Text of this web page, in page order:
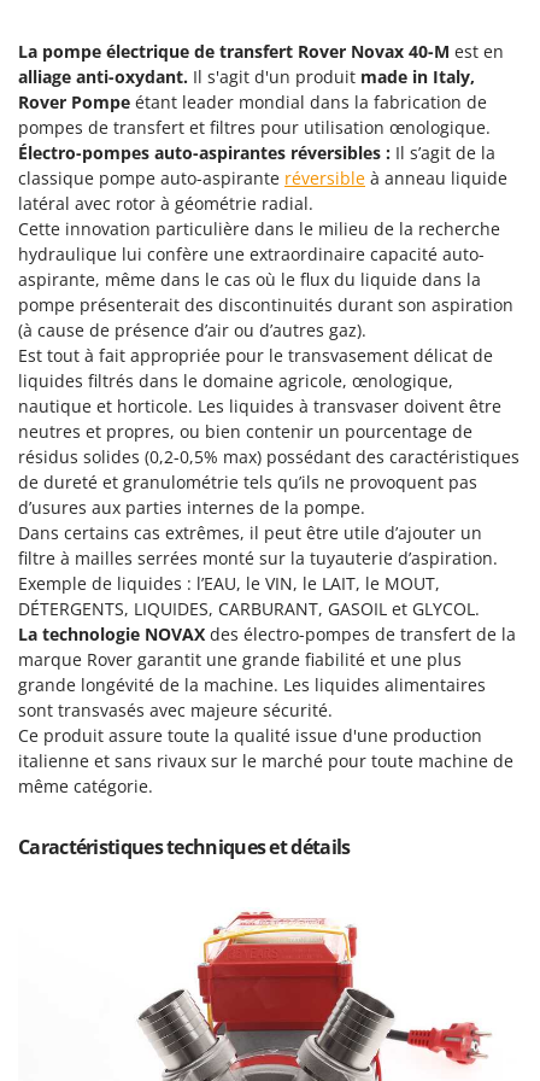
Gyrobroyeurs à lame pour tracteur
H
Haches - Cognées et Hachettes
Hachoirs à viande
Herses à Dents
Herses Rotatives
L
Lames à neige
Lames niveleuses pour tracteur
Lave-vitres
Lieuses électriques pour vignes
M
Machines à pâtes
Machines pour la transformation des fruits
Machines sous vide
Motobineuses
Motoculteurs
Motofaucheuses
Motopompes pour irrigation
Moulins à céréales électriques
Moulins à farine
N
Nettoyeurs haute pression
Nettoyeurs tapis, moquettes et tapisseries
Peignes vibreurs et Secoueurs à olives
Pelles rétros pour tracteur
E
EcoFlow
Edilmark
Effeuno
Einhell
Elegen
Energy Gruppi
Enotecnica Pillan
Eschenfelder
EuroMech
Eurosystems
F
FAC
Fama Industrie
Famag
Famur
FARMER
FBC
Ferrari Group
Ferroni
Ferrua
FIAC
Fimar
Fontana Forni
Forest Master
La pompe électrique de transfert Rover Novax 40-M est en
alliage anti-oxydant. Il s'agit d'un produit made in Italy,
Rover Pompe étant leader mondial dans la fabrication de
pompes de transfert et filtres pour utilisation œnologique.
Électro-pompes auto-aspirantes réversibles : Il s’agit de la
classique pompe auto-aspirante réversible à anneau liquide
latéral avec rotor à géométrie radial.
Cette innovation particulière dans le milieu de la recherche
hydraulique lui confère une extraordinaire capacité auto-
aspirante, même dans le cas où le flux du liquide dans la
pompe présenterait des discontinuités durant son aspiration
(à cause de présence d’air ou d’autres gaz).
Est tout à fait appropriée pour le transvasement délicat de
liquides filtrés dans le domaine agricole, œnologique,
nautique et horticole. Les liquides à transvaser doivent être
neutres et propres, ou bien contenir un pourcentage de
résidus solides (0,2-0,5% max) possédant des caractéristiques
de dureté et granulométrie tels qu’ils ne provoquent pas
d’usures aux parties internes de la pompe.
Dans certains cas extrêmes, il peut être utile d’ajouter un
filtre à mailles serrées monté sur la tuyauterie d’aspiration.
Exemple de liquides : l’EAU, le VIN, le LAIT, le MOUT,
DÉTERGENTS, LIQUIDES, CARBURANT, GASOIL et GLYCOL.
La technologie NOVAX des électro-pompes de transfert de la
marque Rover garantit une grande fiabilité et une plus
grande longévité de la machine. Les liquides alimentaires
sont transvasés avec majeure sécurité.
Ce produit assure toute la qualité issue d'une production
italienne et sans rivaux sur le marché pour toute machine de
même catégorie.
Caractéristiques techniques et détails